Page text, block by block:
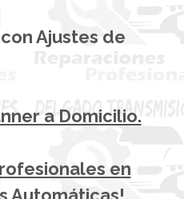
Ajustes de
a Domicilio.
en
Automáticas!